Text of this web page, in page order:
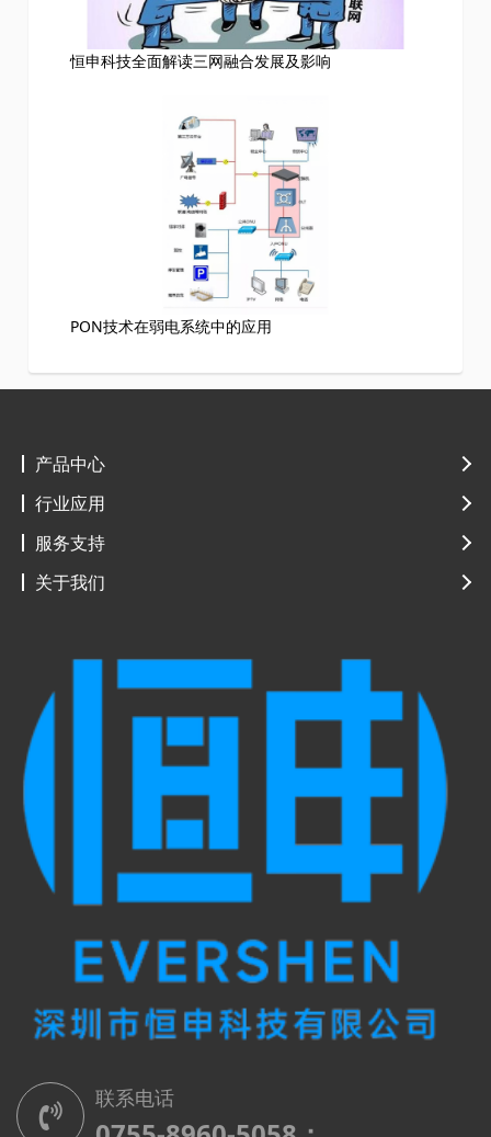
恒申科技全面解读三网融合发展及影响
PON技术在弱电系统中的应用
联系电话
产品中心
行业应用
服务支持
关于我们